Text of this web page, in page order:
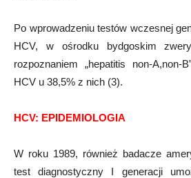
Po wprowadzeniu testów wczesnej
HCV, w ośrodku bydgoskim
rozpoznaniem „hepatitis non-A,non-
HCV u 38,5% z nich (3).
HCV: EPIDEMIOLOGIA
W roku 1989, również badacze
test diagnostyczny I generacji